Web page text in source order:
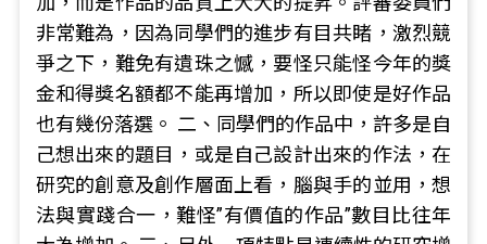
非常難為，因為同學們的進步有目共睹，激烈競
爭之下，難免有遺珠之憾，要怪只能怪今年的獎
金和得獎名額都不能再增加，所以即使是好作品
也有幾份落選。 二、同學們的作品中，許多是自
己想出來的題目，或是自己設計出來的作法，在
研究的創意及創作層面上看，腦與手的並用，想
法與實踐合一，難怪”有價值的作品”數目比往年